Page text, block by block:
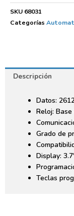
SKU 68031
Categorías
Descripción
Datos:
Reloj:
Grado de
Display:
Teclas